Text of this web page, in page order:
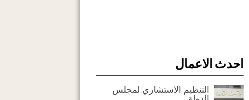
احدث الاعمال
التنظيم الاستشاري لمجلس